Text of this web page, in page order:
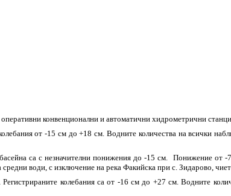
оперативни конвенционални и автоматични хидрометрични
от -15 см до +18 см. Водните количества на всички
са с незначителни понижения до -15 см. Понижение от -
води, с изключение на река Факийска при с. Зидарово,
колебания са от -16 см до +27 см. Водните